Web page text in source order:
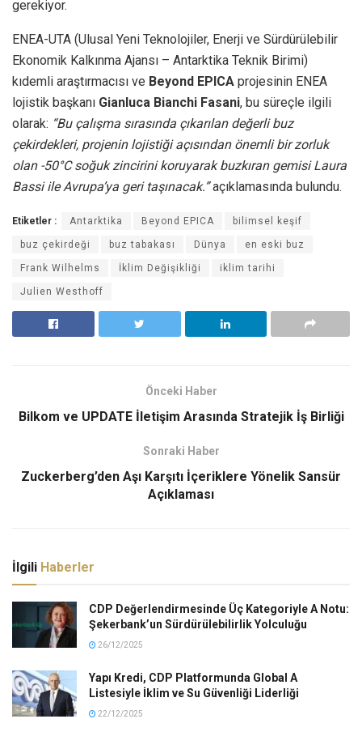
gerekiyor.
ENEA-UTA (Ulusal Yeni Teknolojiler, Enerji ve Sürdürülebilir
Ekonomik Kalkınma Ajansı – Antarktika Teknik Birimi)
kıdemli araştırmacısı ve Beyond EPICA projesinin ENEA
lojistik başkanı Gianluca Bianchi Fasani, bu süreçle ilgili
olarak: “Bu çalışma sırasında çıkarılan değerli buz
çekirdekleri, projenin lojistiği açısından önemli bir zorluk
olan -50°C soğuk zincirini koruyarak buzkıran gemisi Laura
Bassi ile Avrupa’ya geri taşınacak.”açıklamasında bulundu.
Etiketler : Antarktika Beyond EPICA bilimsel keşif
buz çekirdeği buz tabakası Dünya en eski buz
Frank Wilhelms İklim Değişikliği iklim tarihi
Julien Westhoff
Önceki Haber
Bilkom ve UPDATE İletişim Arasında Stratejik İş Birliği
Sonraki Haber
Zuckerberg’den Aşı Karşıtı İçeriklere Yönelik Sansür
Açıklaması
İlgili Haberler
CDP Değerlendirmesinde Üç Kategoriyle A Notu:
Şekerbank’un Sürdürülebilirlik Yolculuğu
26/12/2025
Yapı Kredi, CDP Platformunda Global A
Listesiyle İklim ve Su Güvenliği Liderliği
22/12/2025